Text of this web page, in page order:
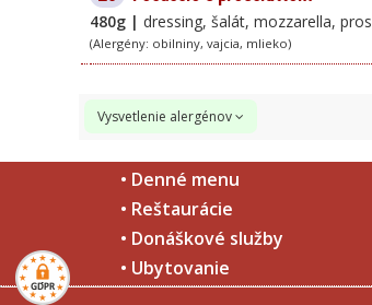
480g | dressing, šalát, mozzarella,
(Alergény: obilniny, vajcia, mlieko)
Vysvetlenie alergénov
Kôrovce a výrobky z nich.
Ryby a výrobky z nich.
Jadrá podzemnice olejnej (arašidy) a
Sójové bôby a výrobky z nich.
Mlieko a výrobky z neho.
Orechy, t.j. mandle (Amygdalus
• Denné menu
• Reštaurácie
• Donáškové služby
• Ubytovanie